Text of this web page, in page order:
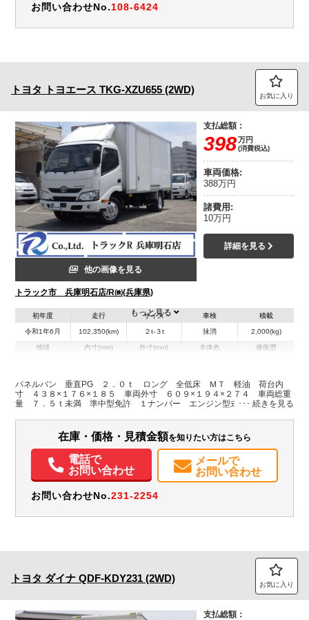
お問い合わせNo.108-6424
トヨタ トヨエース TKG-XZU655 (2WD) お気に入り
他の画像を見る
トラック市 兵庫明石店/R㈱(兵庫県)
支払総額：
398万円
(消費税込)
車両価格:
388万円
諸費用:
10万円
詳細を見る
初年度
令和1年6月
走行
102,350(km)
サイズ
２t-３t
車検
抹消
積載
2,000(kg)
地域 内寸(mm)
H:1,850
外寸(mm)
H:2,740
本体色 修復歴
装備情報
ETC バックモニター
もっと見る
パネルバン 垂直PG ２．０ｔ ロング 全低床 ＭＴ 軽油 荷台内
寸 ４３８×１７６×１８５ 車両外寸 ６０９×１９４×２７４ 車両総重
量 ７．５ｔ未満 準中型免許 １ナンバー エンジン型式 Ｎ０４Ｃ
在庫・価格・見積金額を知りたい方はこちら
電話で
お問い合わせ
メールで
お問い合わせ
お問い合わせNo.231-2254
トヨタ ダイナ QDF-KDY231 (2WD) お気に入り
支払総額：